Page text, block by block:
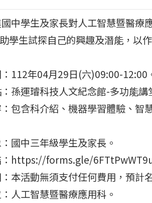
中學生及家長對人工智慧暨醫
學生試探自己的興趣及潛能，以
112年04月29日(六)09:00-12:00
孫運璿科技人文紀念館-多功能講
包含科介紹、機器學習體驗、
國中三年級學生及家長。
：https://forms.gle/
本活動無須支付任何費用，預計
人工智慧暨醫療應用科。